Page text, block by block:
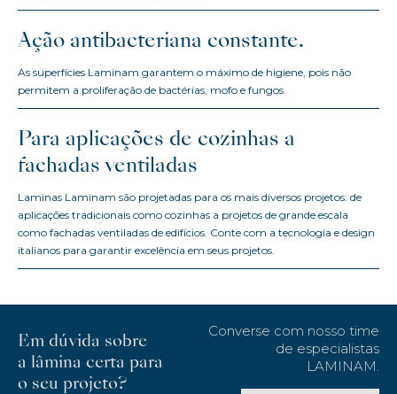
Ação antibacteriana constante.
As superfícies Laminam garantem o máximo de higiene, pois não
permitem a proliferação de bactérias, mofo e fungos.
Para aplicações de cozinhas a
fachadas ventiladas
Laminas Laminam são projetadas para os mais diversos projetos: de
aplicações tradicionais como cozinhas a projetos de grande escala
como fachadas ventiladas de edifícios. Conte com a tecnologia e design
italianos para garantir excelência em seus projetos.
Em dúvida sobre
a lâmina certa para
o seu projeto?
Converse com nosso time
de especialistas
LAMINAM.